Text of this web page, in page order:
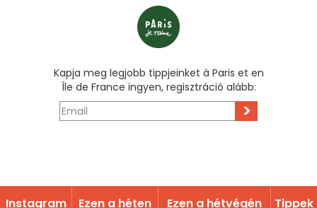
Kapja meg legjobb tippjeinket à Paris et en
Île de France ingyen, regisztráció alább:
>
Instagram Ezen a héten Ezen a hétvégén Tippek